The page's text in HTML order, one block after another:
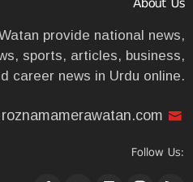
provide national news,
sports, articles, business,
career news in Urdu online.
Follow Us: